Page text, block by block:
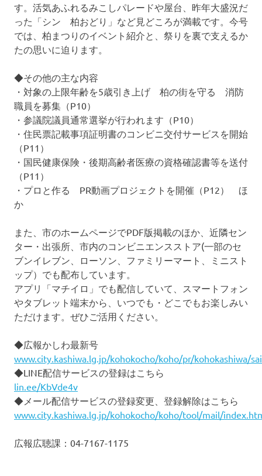
す。活気あふれるみこしパレードや屋台、昨年大盛況だ
った「シン 柏おどり」など見どころが満載です。今号
では、柏まつりのイベント紹介と、祭りを裏で支えるか
たの思いに迫ります。
◆その他の主な内容
・対象の上限年齢を5歳引き上げ 柏の街を守る 消防
職員を募集（P10）
・参議院議員通常選挙が行われます（P10）
・住民票記載事項証明書のコンビニ交付サービスを開始
（P11）
・国民健康保険・後期高齢者医療の資格確認書等を送付
（P11）
・プロと作る PR動画プロジェクトを開催（P12） ほ
か
また、市のホームページでPDF版掲載のほか、近隣セン
ター・出張所、市内のコンビニエンスストア(一部のセ
ブンイレブン、ローソン、ファミリーマート、ミニスト
ップ）でも配布しています。
アプリ「マチイロ」でも配信していて、スマートフォン
やタブレット端末から、いつでも・どこでもお楽しみい
ただけます。ぜひご活用ください。
◆広報かしわ最新号
www.city.kashiwa.lg.jp/kohokocho/koho/pr/kohokashiwa/
◆LINE配信サービスの登録はこちら
lin.ee/KbVde4v
◆メール配信サービスの登録変更、登録解除はこちら
www.city.kashiwa.lg.jp/kohokocho/koho/tool/mail/
広報広聴課：04-7167-1175